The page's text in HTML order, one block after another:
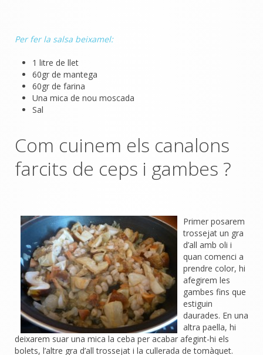
Per fer la salsa beixamel:
1 litre de llet
60gr de mantega
60gr de farina
Una mica de nou moscada
Sal
Com cuinem els canalons
farcits de ceps i gambes ?
Primer posarem
trossejat un gra
d’all amb oli i
quan comenci a
prendre color, hi
afegirem les
gambes fins que
estiguin
daurades. En una
altra paella, hi
deixarem suar una mica la ceba per acabar afegint-hi els
bolets, l’altre gra d’all trossejat i la cullerada de tomàquet.